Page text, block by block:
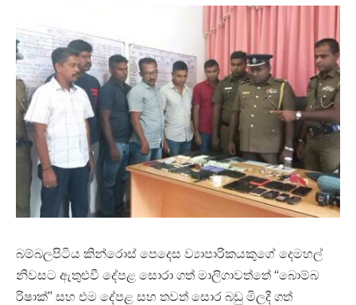
බම්බලපිටිය කින්රොස් පෙදෙස ව්‍යාපාරිකයකුගේ දෙමහල්
නිවසට ඇතුළුවී දේපළ සොරා ගත් මාලිගාවත්තේ “බොම්බ
රිෂාක්” සහ එම දේපළ සහ තවත් සොර බඩු මිලදී ගත්